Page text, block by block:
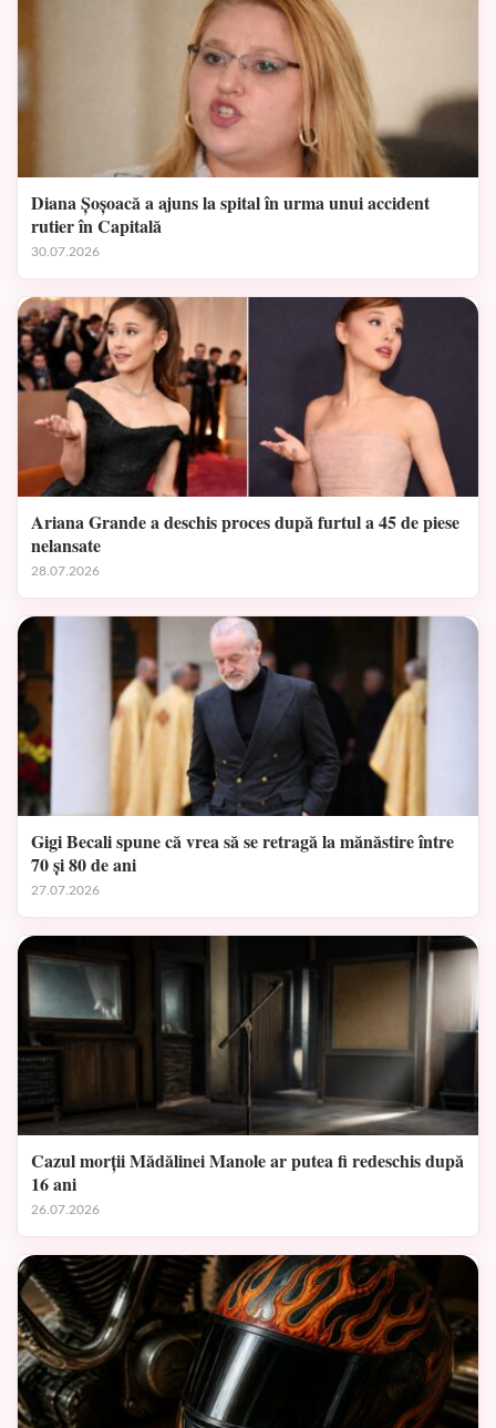
Diana Șoșoacă a ajuns la spital în urma unui accident
rutier în Capitală
30.07.2026
Ariana Grande a deschis proces după furtul a 45 de piese
nelansate
28.07.2026
Gigi Becali spune că vrea să se retragă la mănăstire între
70 și 80 de ani
27.07.2026
Cazul morții Mădălinei Manole ar putea fi redeschis după
16 ani
26.07.2026